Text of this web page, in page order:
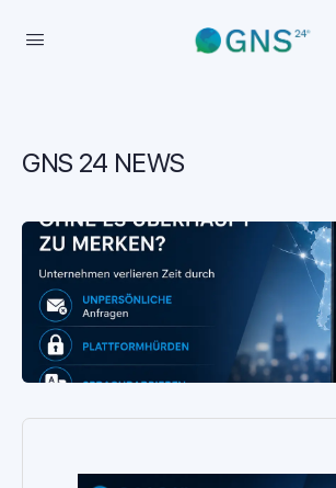
GNS 24 NEWS